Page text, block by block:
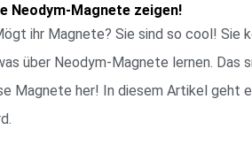
Neodym-Magnete zeigen!
ihr Magnete? Sie sind so cool! Sie
über Neodym-Magnete lernen. Das
Magnete her! In diesem Artikel geht